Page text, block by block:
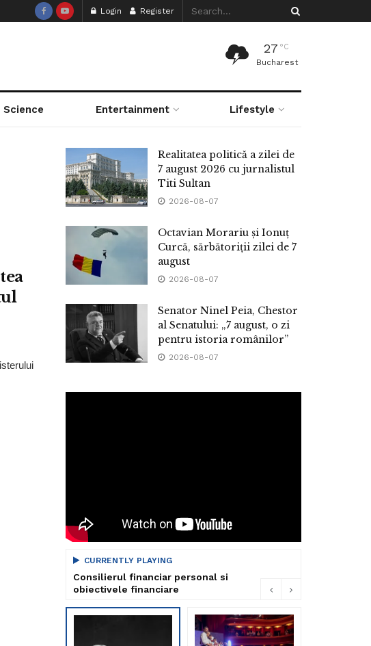
Login Register
27 °C
Bucharest
Science Entertainment Lifestyle
Realitatea politică a zilei de
7 august 2026 cu jurnalistul
Titi Sultan
2026-08-07
Octavian Morariu și Ionuț
Curcă, sărbătoriții zilei de 7
august
2026-08-07
Senator Ninel Peia, Chestor
al Senatului: „7 august, o zi
pentru istoria românilor”
2026-08-07
CURRENTLY PLAYING
Consilierul financiar personal si
obiectivele financiare